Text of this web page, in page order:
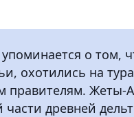
о том,
охотились на
правителям. Жеты-
части древней